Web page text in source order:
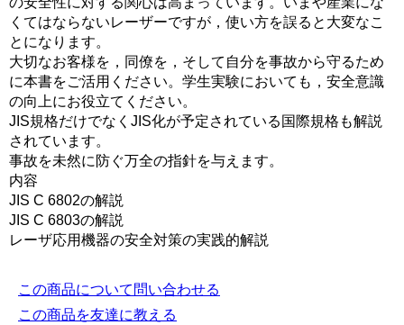
くてはならないレーザーですが，使い方を誤ると大変なこ
とになります。
大切なお客様を，同僚を，そして自分を事故から守るため
に本書をご活用ください。学生実験においても，安全意識
の向上にお役立てください。
JIS規格だけでなくJIS化が予定されている国際規格も解説
されています。
事故を未然に防ぐ万全の指針を与えます。
内容
JIS C 6802の解説
JIS C 6803の解説
レーザ応用機器の安全対策の実践的解説
この商品について問い合わせる
この商品を友達に教える